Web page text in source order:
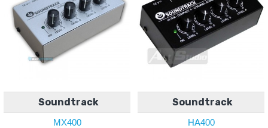
Soundtrack
HA400
Soundtrack
MX400